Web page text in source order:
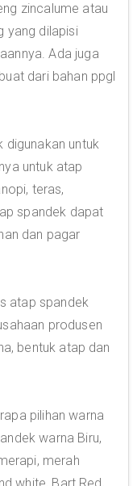
zincalume atau
yang dilapisi
Ada juga
dari bahan ppgl
digunakan untuk
untuk atap
teras,
spandek dapat
dan pagar
atap spandek
produsen
bentuk atap dan
pilihan warna
warna Biru,
merah